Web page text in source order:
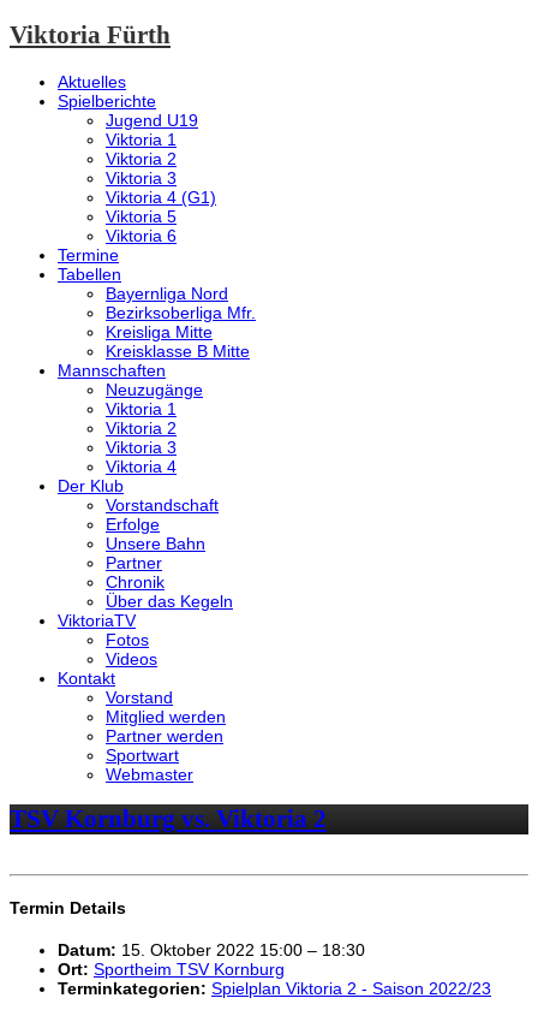
Viktoria Fürth
Aktuelles
Spielberichte
Jugend U19
Viktoria 1
Viktoria 2
Viktoria 3
Viktoria 4 (G1)
Viktoria 5
Viktoria 6
Termine
Tabellen
Bayernliga Nord
Bezirksoberliga Mfr.
Kreisliga Mitte
Kreisklasse B Mitte
Mannschaften
Neuzugänge
Viktoria 1
Viktoria 2
Viktoria 3
Viktoria 4
Der Klub
Vorstandschaft
Erfolge
Unsere Bahn
Partner
Chronik
Über das Kegeln
ViktoriaTV
Fotos
Videos
Kontakt
Vorstand
Mitglied werden
Partner werden
Sportwart
Webmaster
TSV Kornburg vs. Viktoria 2
Termin Details
Datum: 15. Oktober 2022 15:00 – 18:30
Ort: Sportheim TSV Kornburg
Terminkategorien: Spielplan Viktoria 2 - Saison 2022/23